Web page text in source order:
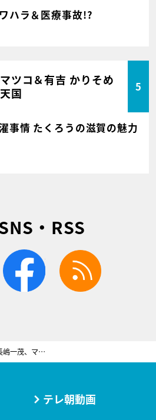
ハラ＆医療事故!?
マツコ＆有吉 かりそめ
天国
5
事情 たくろうの滋賀の魅力
・RSS
facebook
長嶋一茂、マスコミ嫌いになったワケ。父・長嶋茂雄を付けまわす記者の“失礼な行動”
テレ朝動画